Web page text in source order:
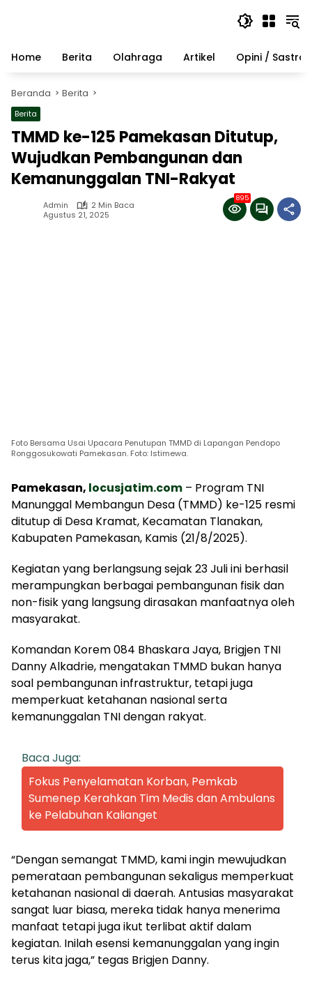
Home
Berita Olahraga Artikel Opini / Sastra
Beranda Berita
Berita
TMMD ke-125 Pamekasan Ditutup,
Wujudkan Pembangunan dan
Kemanunggalan TNI-Rakyat
Admin
2 Min Baca
Agustus 21, 2025
895
Foto Bersama Usai Upacara Penutupan TMMD di Lapangan Pendopo
Ronggosukowati Pamekasan. Foto: Istimewa.
Pamekasan, locusjatim.com – Program TNI
Manunggal Membangun Desa (TMMD) ke-125 resmi
ditutup di Desa Kramat, Kecamatan Tlanakan,
Kabupaten Pamekasan, Kamis (21/8/2025).
Kegiatan yang berlangsung sejak 23 Juli ini berhasil
merampungkan berbagai pembangunan fisik dan
non-fisik yang langsung dirasakan manfaatnya oleh
masyarakat.
Komandan Korem 084 Bhaskara Jaya, Brigjen TNI
Danny Alkadrie, mengatakan TMMD bukan hanya
soal pembangunan infrastruktur, tetapi juga
memperkuat ketahanan nasional serta
kemanunggalan TNI dengan rakyat.
Baca Juga:
Fokus Penyelamatan Korban, Pemkab
Sumenep Kerahkan Tim Medis dan Ambulans
ke Pelabuhan Kalianget
“Dengan semangat TMMD, kami ingin mewujudkan
pemerataan pembangunan sekaligus memperkuat
ketahanan nasional di daerah. Antusias masyarakat
sangat luar biasa, mereka tidak hanya menerima
manfaat tetapi juga ikut terlibat aktif dalam
kegiatan. Inilah esensi kemanunggalan yang ingin
terus kita jaga,” tegas Brigjen Danny.